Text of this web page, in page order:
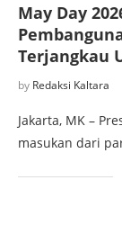
May Day
Terjangkau
by Redaksi Kaltara
Jakarta, MK –
masukan dari